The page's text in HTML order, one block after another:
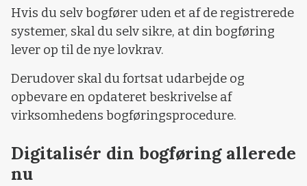
Hvis du selv bogfører uden et af de registrerede
systemer, skal du selv sikre, at din bogføring
lever op til de nye lovkrav.
Derudover skal du fortsat udarbejde og
opbevare en opdateret beskrivelse af
virksomhedens bogføringsprocedure.
Digitalisér din bogføring allerede
nu